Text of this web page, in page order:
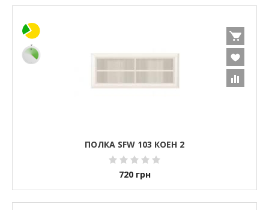
ПОЛКА SFW 103 КОЕН 2
720 грн